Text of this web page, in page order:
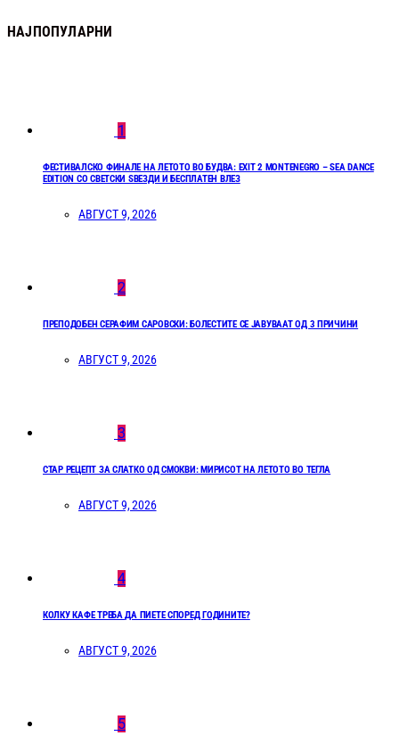
НАЈПОПУЛАРНИ
1
ФЕСТИВАЛСКО ФИНАЛЕ НА ЛЕТОТО ВО БУДВА: EXIT 2 MONTENEGRO – SEA DANCE
EDITION СО СВЕТСКИ ЅВЕЗДИ И БЕСПЛАТЕН ВЛЕЗ
АВГУСТ 9, 2026
2
ПРЕПОДОБЕН СЕРАФИМ САРОВСКИ: БОЛЕСТИТЕ СЕ ЈАВУВААТ ОД 3 ПРИЧИНИ
АВГУСТ 9, 2026
3
СТАР РЕЦЕПТ ЗА СЛАТКО ОД СМОКВИ: МИРИСОТ НА ЛЕТОТО ВО ТЕГЛА
АВГУСТ 9, 2026
4
КОЛКУ КАФЕ ТРЕБА ДА ПИЕТЕ СПОРЕД ГОДИНИТЕ?
АВГУСТ 9, 2026
5